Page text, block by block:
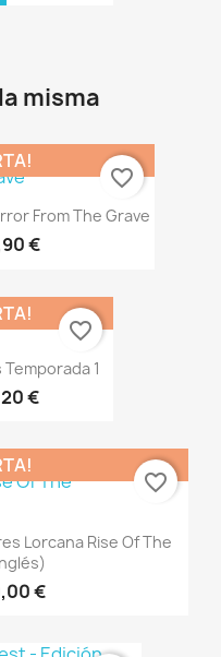
misma
From The Grave
€
favorite_border
Temporada 1
€
favorite_border
Lorcana Rise Of The
€
favorite_border